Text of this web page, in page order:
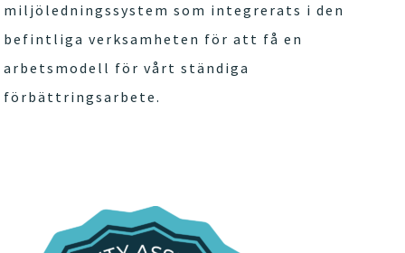
miljöledningssystem som integrerats i den
befintliga verksamheten för att få en
arbetsmodell för vårt ständiga
förbättringsarbete.